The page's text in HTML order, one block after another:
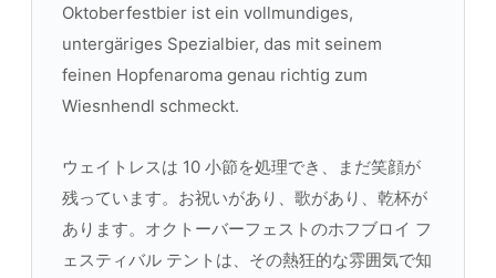
Oktoberfestbier ist ein vollmundiges,
untergäriges Spezialbier, das mit seinem
feinen Hopfenaroma genau richtig zum
Wiesnhendl schmeckt.
ウェイトレスは 10 小節を処理でき、まだ笑顔が
残っています。お祝いがあり、歌があり、乾杯が
あります。オクトーバーフェストのホフブロイ フ
ェスティバル テントは、その熱狂的な雰囲気で知